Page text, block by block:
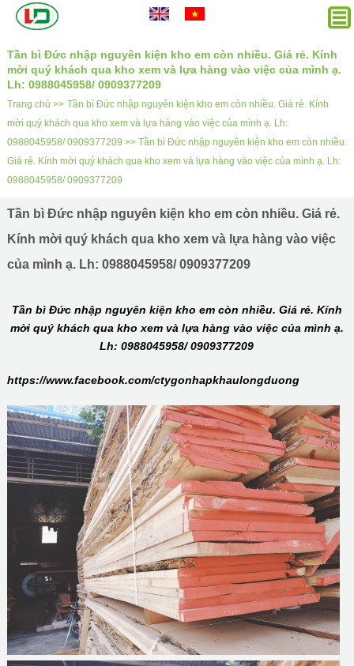
Tần bì Đức nhập nguyên kiện kho em còn nhiều. Giá rẻ. Kính
mời quý khách qua kho xem và lựa hàng vào việc của mình ạ.
Lh: 0988045958/ 0909377209
Trang chủ >> Tần bì Đức nhập nguyên kiện kho em còn nhiều. Giá rẻ. Kính
mời quý khách qua kho xem và lựa hàng vào việc của mình ạ. Lh:
0988045958/ 0909377209 >> Tần bì Đức nhập nguyên kiện kho em còn nhiều.
Giá rẻ. Kính mời quý khách qua kho xem và lựa hàng vào việc của mình ạ. Lh:
0988045958/ 0909377209
Tần bì Đức nhập nguyên kiện kho em còn nhiều. Giá rẻ.
Kính mời quý khách qua kho xem và lựa hàng vào việc
của mình ạ. Lh: 0988045958/ 0909377209
Tần bì Đức nhập nguyên kiện kho em còn nhiều. Giá rẻ. Kính
mời quý khách qua kho xem và lựa hàng vào việc của mình ạ.
Lh: 0988045958/ 0909377209
https://www.facebook.com/ctygonhapkhaulongduong